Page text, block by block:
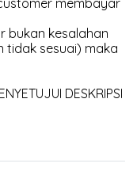
membayar
bukan kesalahan
tidak sesuai) maka
DESKRIPSI